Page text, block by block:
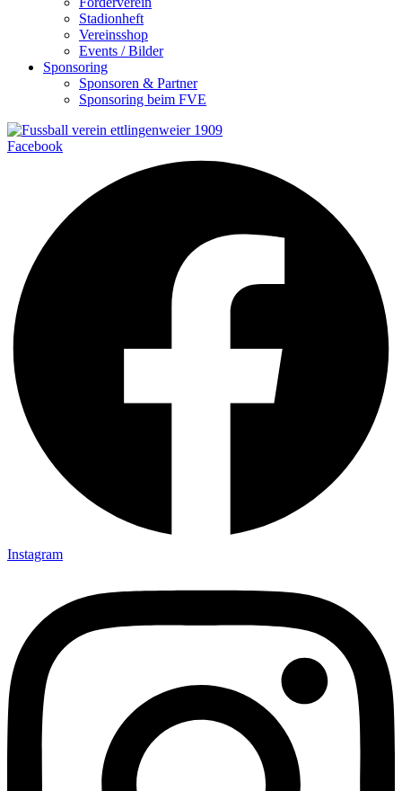
Stadionheft
Vereinsshop
Events / Bilder
Sponsoring
Sponsoren & Partner
Sponsoring beim FVE
Facebook
Instagram